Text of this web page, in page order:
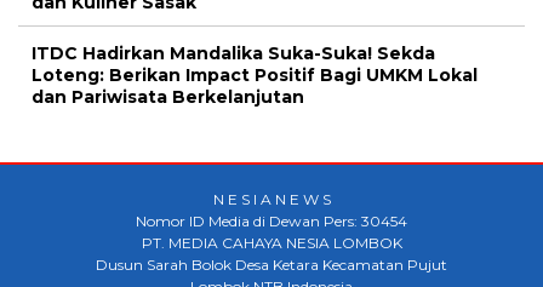
ITDC Hadirkan Mandalika Suka-Suka! Sekda
Loteng: Berikan Impact Positif Bagi UMKM Lokal
dan Pariwisata Berkelanjutan
N E S I A N E W S